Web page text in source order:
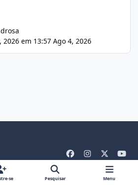
2026 em 13:57 Ago 4, 2026
a
n
o
u
Política De Privacidade
Contato
se Pesquisar Menu